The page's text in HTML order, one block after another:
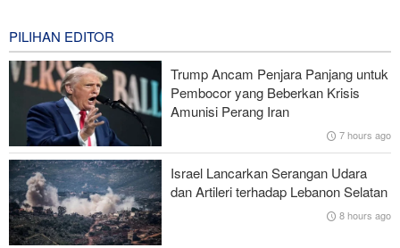
Brigjen Akrami Nia: Artesh dalam Kondisi Siaga Penuh
Foreign Policy: Riyadh Terjepit di Antara Iran dan Ansarullah,
Kebijakan Ini Gagal
Brigjen Ebnolreza: Teknologi Iran Lebih Unggul daripada Sistem
Impor Mana Pun di Kawasan
Mengapa AS Nyaris Kehabisan Senjata dalam perang melawan
Iran?
PILIHAN EDITOR
Trump Ancam Penjara Panjang untuk
Pembocor yang Beberkan Krisis
Amunisi Perang Iran
7 hours ago
Israel Lancarkan Serangan Udara
dan Artileri terhadap Lebanon Selatan
8 hours ago